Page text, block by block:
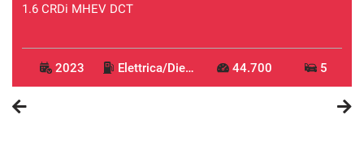
1.6 CRDi MHEV DCT
2023 Elettrica/Diesel 44.700 5